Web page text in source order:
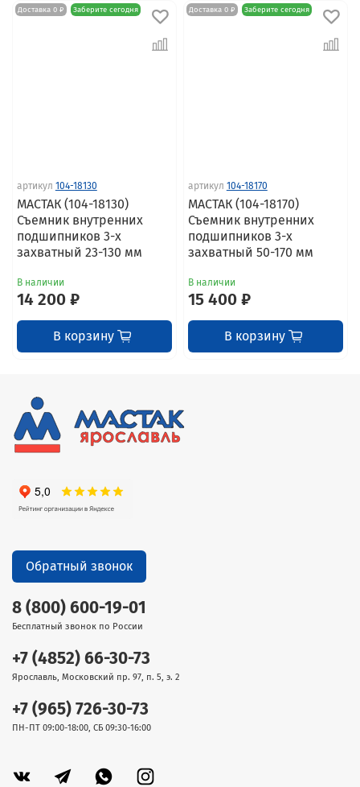
Доставка 0 ₽ Заберите сегодня
артикул 104-18130
МАСТАК (104-18130)
Съемник внутренних
подшипников 3-х
захватный 23-130 мм
В наличии
14 200 ₽
В корзину
Доставка 0 ₽ Заберите сегодня
артикул 104-18170
МАСТАК (104-18170)
Съемник внутренних
подшипников 3-х
захватный 50-170 мм
В наличии
15 400 ₽
В корзину
8 (800) 600-19-01
Бесплатный звонок по России
+7 (4852) 66-30-73
Ярославль, Московский пр. 97, п. 5, э. 2
+7 (965) 726-30-73
ПН-ПТ 09:00-18:00, СБ 09:30-16:00
Обратный звонок